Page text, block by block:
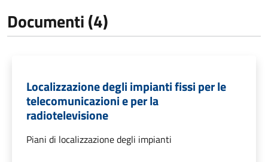
Documenti (4)
Localizzazione degli impianti fissi per le
telecomunicazioni e per la
radiotelevisione
Piani di localizzazione degli impianti